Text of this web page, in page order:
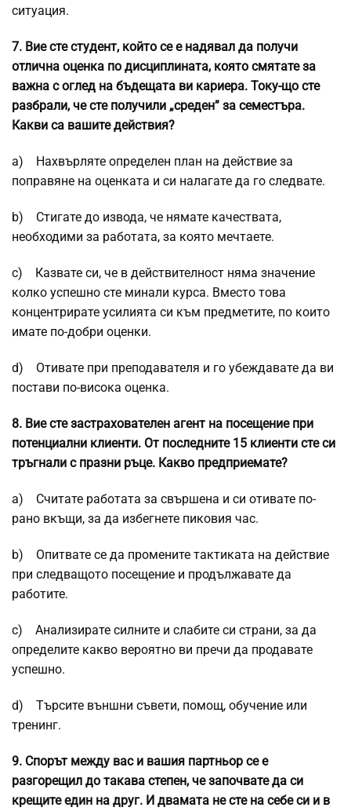
ситуация.
7. Вие сте студент, който се е надявал да получи
отлична оценка по дисциплината, която смятате за
важна с оглед на бъдещата ви кариера. Току-що сте
разбрали, че сте получили „среден” за семестъра.
Какви са вашите действия?
a) Нахвърляте определен план на действие за
поправяне на оценката и си налагате да го следвате.
b) Стигате до извода, че нямате качествата,
необходими за работата, за която мечтаете.
c) Казвате си, че в действителност няма значение
колко успешно сте минали курса. Вместо това
концентрирате усилията си към предметите, по които
имате по-добри оценки.
d) Отивате при преподавателя и го убеждавате да ви
постави по-висока оценка.
8. Вие сте застрахователен агент на посещение при
потенциални клиенти. От последните 15 клиенти сте си
тръгнали с празни ръце. Какво предприемате?
a) Считате работата за свършена и си отивате по-
рано вкъщи, за да избегнете пиковия час.
b) Опитвате се да промените тактиката на действие
при следващото посещение и продължавате да
работите.
c) Анализирате силните и слабите си страни, за да
определите какво вероятно ви пречи да продавате
успешно.
d) Търсите външни съвети, помощ, обучение или
тренинг.
9. Спорът между вас и вашия партньор се е
разгорещил до такава степен, че започвате да си
крещите един на друг. И двамата не сте на себе си и в